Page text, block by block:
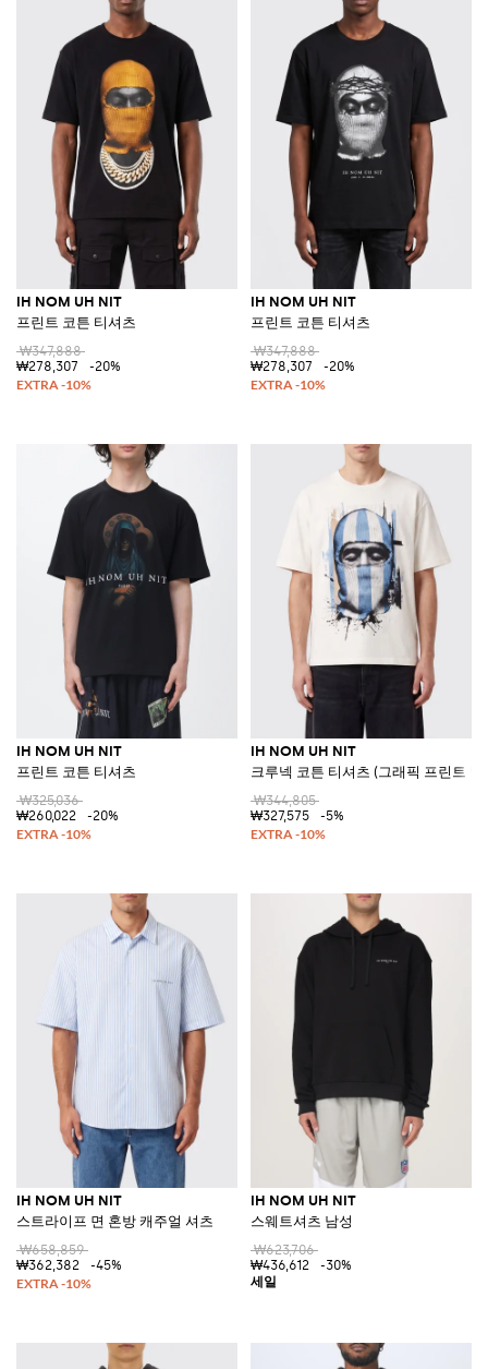
IH NOM UH NIT
프린트 코튼 티셔츠
₩347,888
₩278,307
-20%
IH NOM UH NIT
프린트 코튼 티셔츠
₩347,888
₩278,307
-20%
IH NOM UH NIT
프린트 코튼 티셔츠
₩325,036
₩260,022
-20%
IH NOM UH NIT
크루넥 코튼 티셔츠 (그래픽 프린트 및
₩344,805
₩327,575
-5%
IH NOM UH NIT
스트라이프 면 혼방 캐주얼 셔츠
₩658,859
₩362,382
-45%
IH NOM UH NIT
스웨트셔츠 남성
₩623,706
₩436,612
-30%